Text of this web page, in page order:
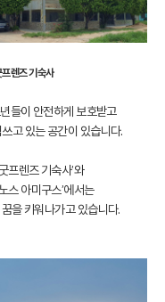
렌즈 기숙사
들이 안전하게 보호받고
고 있는 공간이 있습니다.
프렌즈 기숙사’와
스 아미구스’에서는
을 키워나가고 있습니다.